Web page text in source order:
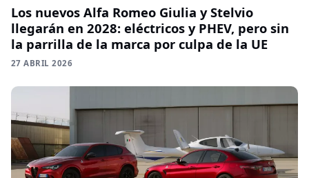
Los nuevos Alfa Romeo Giulia y Stelvio
llegarán en 2028: eléctricos y PHEV, pero sin
la parrilla de la marca por culpa de la UE
27 ABRIL 2026